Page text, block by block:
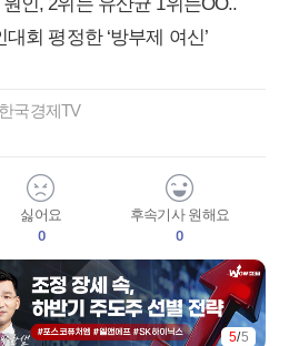
회 평정한 ‘방부제 여신’
한국경제TV
싫어요
0
후속기사 원해요
0
5/5